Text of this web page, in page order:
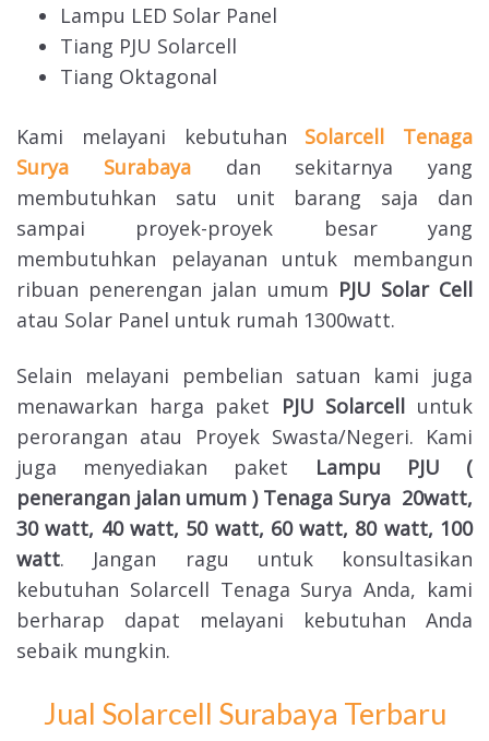
Lampu LED Solar Panel
Tiang PJU Solarcell
Tiang Oktagonal
Kami melayani kebutuhan Solarcell Tenaga
Surya Surabayadan sekitarnya yang
membutuhkan satu unit barang saja dan
sampai proyek-proyek besar yang
membutuhkan pelayanan untuk membangun
ribuan penerengan jalan umum PJU Solar Cell
atau Solar Panel untuk rumah 1300watt.
Selain melayani pembelian satuan kami juga
menawarkan harga paket PJU Solarcell untuk
perorangan atau Proyek Swasta/Negeri. Kami
juga menyediakan paket Lampu PJU (
penerangan jalan umum ) Tenaga Surya 20watt,
30 watt, 40 watt, 50 watt, 60 watt, 80 watt, 100
watt. Jangan ragu untuk konsultasikan
kebutuhan Solarcell Tenaga Surya Anda, kami
berharap dapat melayani kebutuhan Anda
sebaik mungkin.
Jual Solarcell Surabaya Terbaru